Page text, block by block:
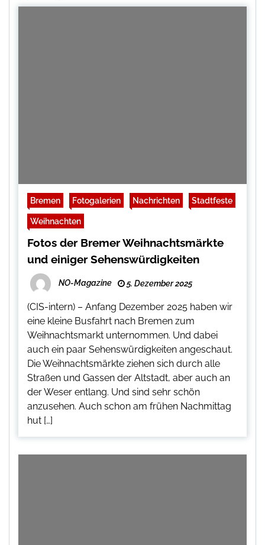
Bremen Fotogalerien Nachrichten Stadtfeste
Weihnachten
Fotos der Bremer Weihnachtsmärkte
und einiger Sehenswürdigkeiten
NO-Magazine 5. Dezember 2025
(CIS-intern) – Anfang Dezember 2025 haben wir
eine kleine Busfahrt nach Bremen zum
Weihnachtsmarkt unternommen. Und dabei
auch ein paar Sehenswürdigkeiten angeschaut.
Die Weihnachtsmärkte ziehen sich durch alle
Straßen und Gassen der Altstadt, aber auch an
der Weser entlang. Und sind sehr schön
anzusehen. Auch schon am frühen Nachmittag
hut […]